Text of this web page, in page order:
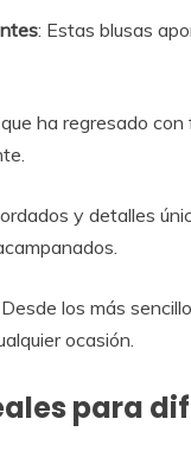
: Estas blusas
ha regresado
y detalles
los más
ocasión.
para